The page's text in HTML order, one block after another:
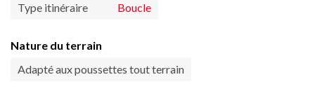
Type itinéraire Boucle
Nature du terrain
Adapté aux poussettes tout terrain